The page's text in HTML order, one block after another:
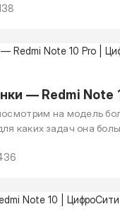
— Redmi Note
на модель
каких задач она